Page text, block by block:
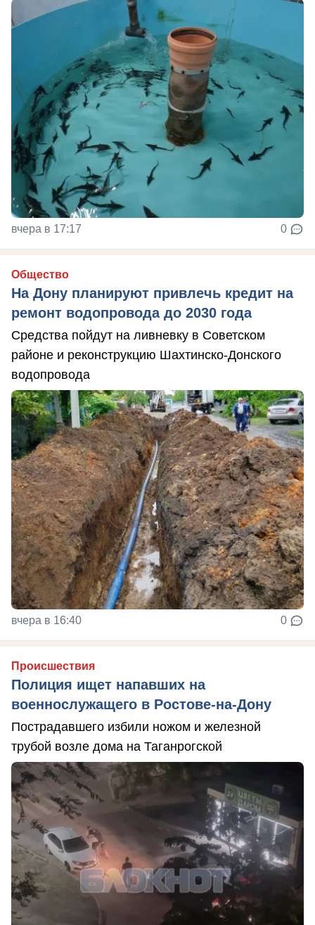
вчера в 17:17 0
Общество
На Дону планируют привлечь кредит на
ремонт водопровода до 2030 года
Средства пойдут на ливневку в Советском
районе и реконструкцию Шахтинско-Донского
водопровода
вчера в 16:40 0
Происшествия
Полиция ищет напавших на
военнослужащего в Ростове-на-Дону
Пострадавшего избили ножом и железной
трубой возле дома на Таганрогской